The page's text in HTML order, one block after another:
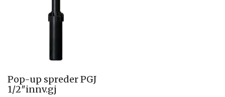
Pop-up spreder PGJ
1/2″innv.gj